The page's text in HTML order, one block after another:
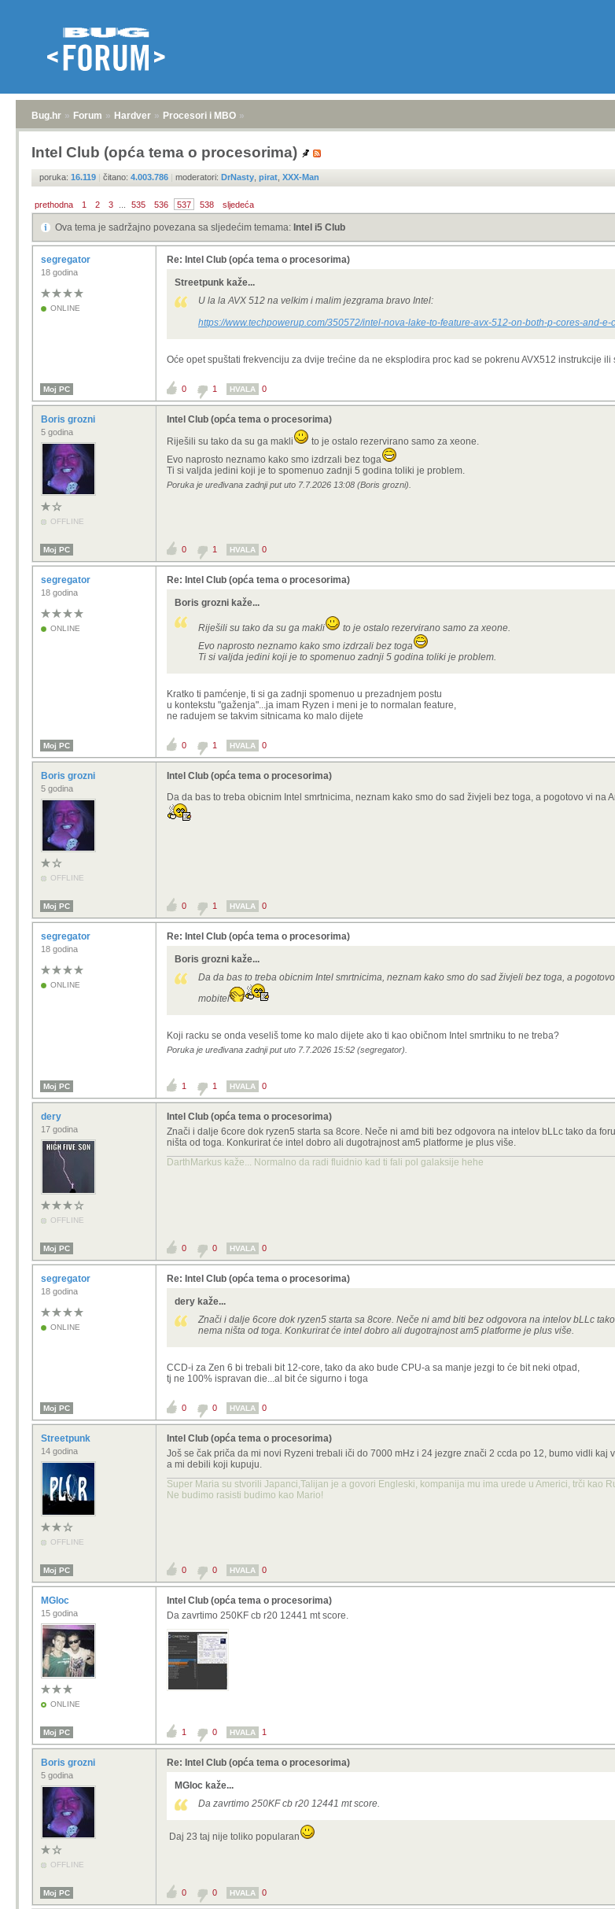
Bug.hr » Forum » Hardver » Procesori i MBO »
Intel Club (opća tema o procesorima)
poruka: 16.119 | čitano: 4.003.786 | moderatori: DrNasty pirat XXX-Man
prethodna 1 2 3 535 536 537 538 sljedeća
Ova tema je sadržajno povezana sa sljedećim temama: Intel i5 Club
segregator
18 godina
ONLINE
Re: Intel Club (opća tema o procesorima)
Streetpunk kaže...
U la la AVX 512 na velkim i malim jezgrama bravo Intel:
https://www.techpowerup.com/350572/intel-nova-lake-to-feature-avx-512-on-both-p-cores-and-e-
Oće opet spuštati frekvenciju za dvije trećine da ne eksplodira proc kad se pokrenu AVX512 instrukcije
Moj PC 0 1 HVALA 0
Boris grozni
5 godina
OFFLINE
Intel Club (opća tema o procesorima)
Riješili su tako da su ga makli
to je ostalo rezervirano samo za xeone.
Evo naprosto neznamo kako smo izdrzali bez toga
Ti si valjda jedini koji je to spomenuo zadnji 5 godina toliki je problem.
Poruka je uređivana zadnji put uto 7.7.2026 13:08 (Boris grozni).
Moj PC 0 1 HVALA 0
segregator
18 godina
ONLINE
Re: Intel Club (opća tema o procesorima)
Boris grozni kaže...
Riješili su tako da su ga makli
to je ostalo rezervirano samo za xeone.
Evo naprosto neznamo kako smo izdrzali bez toga
Ti si valjda jedini koji je to spomenuo zadnji 5 godina toliki je problem.
Kratko ti pamćenje, ti si ga zadnji spomenuo u prezadnjem postu
u kontekstu "gaženja"...ja imam Ryzen i meni je to normalan feature,
ne radujem se takvim sitnicama ko malo dijete
Moj PC 0 1 HVALA 0
Boris grozni
5 godina
OFFLINE
Intel Club (opća tema o procesorima)
Da da bas to treba obicnim Intel smrtnicima, neznam kako smo do sad živjeli bez toga, a pogotovo vi na
Moj PC 0 1 HVALA 0
segregator
18 godina
ONLINE
Re: Intel Club (opća tema o procesorima)
Boris grozni kaže...
Da da bas to treba obicnim Intel smrtnicima, neznam kako smo do sad živjeli bez toga, a
mobitel
Koji racku se onda veseliš tome ko malo dijete ako ti kao običnom Intel smrtniku to ne treba?
Poruka je uređivana zadnji put uto 7.7.2026 15:52 (segregator).
Moj PC 1 1 HVALA 0
dery
17 godina
OFFLINE
Intel Club (opća tema o procesorima)
Znači i dalje 6core dok ryzen5 starta sa 8core. Neče ni amd biti bez odgovora na intelov bLLc tako da
ništa od toga. Konkurirat će intel dobro ali dugotrajnost am5 platforme je plus više.
DarthMarkus kaže... Normalno da radi fluidnio kad ti fali pol galaksije hehe
Moj PC 0 0 HVALA 0
segregator
18 godina
ONLINE
Re: Intel Club (opća tema o procesorima)
dery kaže...
Znači i dalje 6core dok ryzen5 starta sa 8core. Neče ni amd biti bez odgovora na intelov bLLc
nema ništa od toga. Konkurirat će intel dobro ali dugotrajnost am5 platforme je plus više.
CCD-i za Zen 6 bi trebali bit 12-core, tako da ako bude CPU-a sa manje jezgi to će bit neki otpad,
tj ne 100% ispravan die...al bit će sigurno i toga
Moj PC 0 0 HVALA 0
Streetpunk
14 godina
OFFLINE
Intel Club (opća tema o procesorima)
Još se čak priča da mi novi Ryzeni trebali iči do 7000 mHz i 24 jezgre znači 2 ccda po 12, bumo vidli kaj
a mi debili koji kupuju.
Super Maria su stvorili Japanci,Talijan je a govori Engleski, kompanija mu ima urede u Americi, trči kao
Ne budimo rasisti budimo kao Mario!
Moj PC 0 0 HVALA 0
MGloc
15 godina
ONLINE
Intel Club (opća tema o procesorima)
Da zavrtimo 250KF cb r20 12441 mt score.
Moj PC 1 0 HVALA 1
Boris grozni
5 godina
OFFLINE
Re: Intel Club (opća tema o procesorima)
MGloc kaže...
Da zavrtimo 250KF cb r20 12441 mt score.
Daj 23 taj nije toliko popularan
Moj PC 0 0 HVALA 0